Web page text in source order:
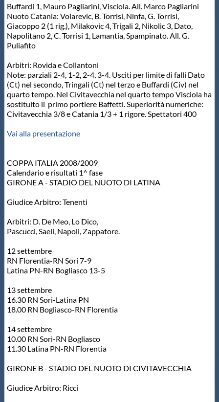
Buffardi 1, Mauro Pagliarini, Visciola. All. Marco Pagliarini
Nuoto Catania: Volarevic, B. Torrisi, Ninfa, G. Torrisi,
Giacoppo 2 (1 rig.), Milakovic 4, Trigali 2, Nikolic 3, Dato,
Napolitano 2, C. Torrisi 1, Lamantia, Spampinato. All. G.
Puliafito
Arbitri: Rovida e Collantoni
Note: parziali 2-4, 1-2, 2-4, 3-4. Usciti per limite di falli Dato
(Ct) nel secondo, Tringali (Ct) nel terzo e Buffardi (Civ) nel
quarto tempo. Nel Civitavecchia nel quarto tempo Visciola ha
sostituito il primo portiere Baffetti. Superiorità numeriche:
Civitavecchia 3/8 e Catania 1/3 + 1 rigore. Spettatori 400
Vai alla presentazione
COPPA ITALIA 2008/2009
Calendario e risultati 1^ fase
GIRONE A - STADIO DEL NUOTO DI LATINA
Giudice Arbitro: Tenenti
Arbitri: D. De Meo, Lo Dico,
Pascucci, Saeli, Napoli, Zappatore.
12 settembre
RN Florentia-RN Sori 7-9
Latina PN-RN Bogliasco 13-5
13 settembre
16.30 RN Sori-Latina PN
18.00 RN Bogliasco-RN Florentia
14 settembre
10.00 RN Sori-RN Bogliasco
11.30 Latina PN-RN Florentia
GIRONE B - STADIO DEL NUOTO DI CIVITAVECCHIA
Giudice Arbitro: Ricci